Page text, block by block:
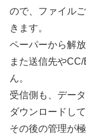
ので、ファイル
きます。
ペーパーから解
また送信先や
ん。
受信側も、デー
ダウンロードし
その後の管理が